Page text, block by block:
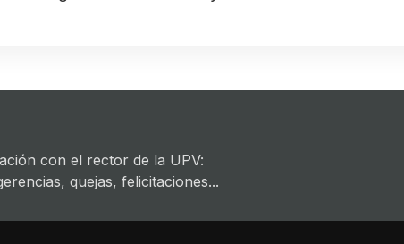
con el rector de la UPV:
quejas, felicitaciones...